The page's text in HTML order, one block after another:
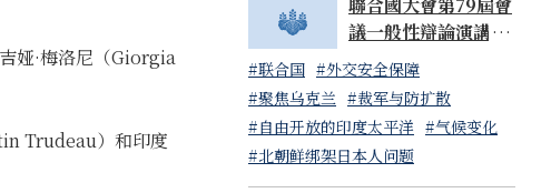
娅·梅洛尼（Giorgia
Trudeau）和印度
議一般性辯論演講 岸
田文雄內閣總理大臣
（日本國常駐聯合國
代表山崎和之大使代
讀）
#联合国 #外交安全保障
#聚焦乌克兰 #裁军与防扩散
#自由开放的印度太平洋 #气候变化
#北朝鲜绑架日本人问题